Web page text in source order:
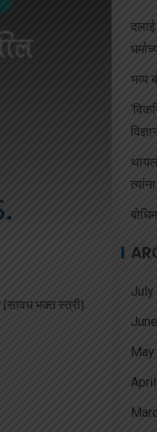
भक्त स्त्री)
दलाई
भव्य
July